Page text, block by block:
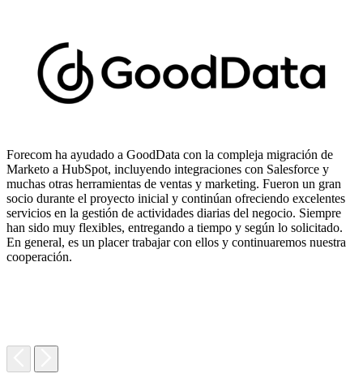
Forecom ha ayudado a GoodData con la compleja migración de
Marketo a HubSpot, incluyendo integraciones con Salesforce y
muchas otras herramientas de ventas y marketing. Fueron un gran
socio durante el proyecto inicial y continúan ofreciendo excelentes
servicios en la gestión de actividades diarias del negocio. Siempre
han sido muy flexibles, entregando a tiempo y según lo solicitado.
En general, es un placer trabajar con ellos y continuaremos nuestra
cooperación.